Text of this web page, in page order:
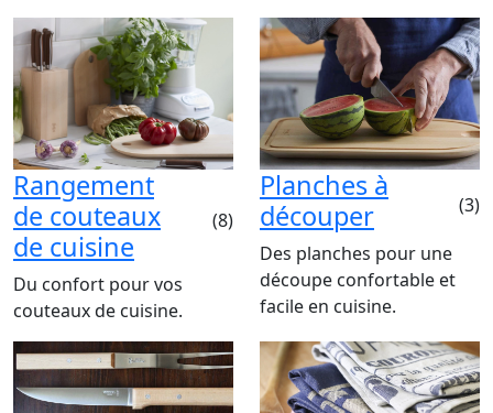
Rangement
de couteaux
de cuisine
(8)
Du confort pour vos
couteaux de cuisine.
Planches à
découper
(3)
Des planches pour une
découpe confortable et
facile en cuisine.